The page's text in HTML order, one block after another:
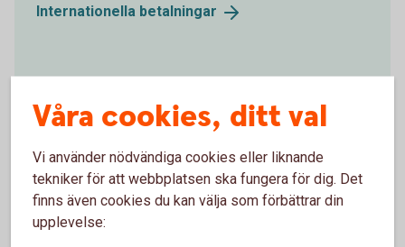
Internationella betalningar
Tar ditt företag emot många leverantörsfakturor? Ta
elektroniskt.
Ta emot e-fakturor iaffärssystem
Våra cookies, ditt val
Vi använder nödvändiga cookies eller liknande
tekniker för att webbplatsen ska fungera för dig. Det
finns även cookies du kan välja som förbättrar din
upplevelse: